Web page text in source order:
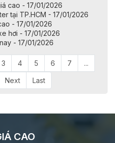
cao - 17/01/2026
tại TP.HCM - 17/01/2026
- 17/01/2026
hơi - 17/01/2026
- 17/01/2026
3 4 5 6 7 ...
Next Last
CAO